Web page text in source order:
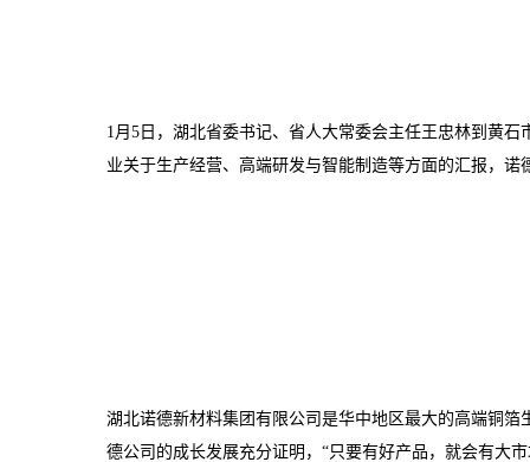
1月5日，湖北省委书记、省人大常委会主任王忠林到黄
业关于生产经营、高端研发与智能制造等方面的汇报，诺
湖北诺德新材料集团有限公司是华中地区最大的高端铜
德公司的成长发展充分证明，“只要有好产品，就会有大